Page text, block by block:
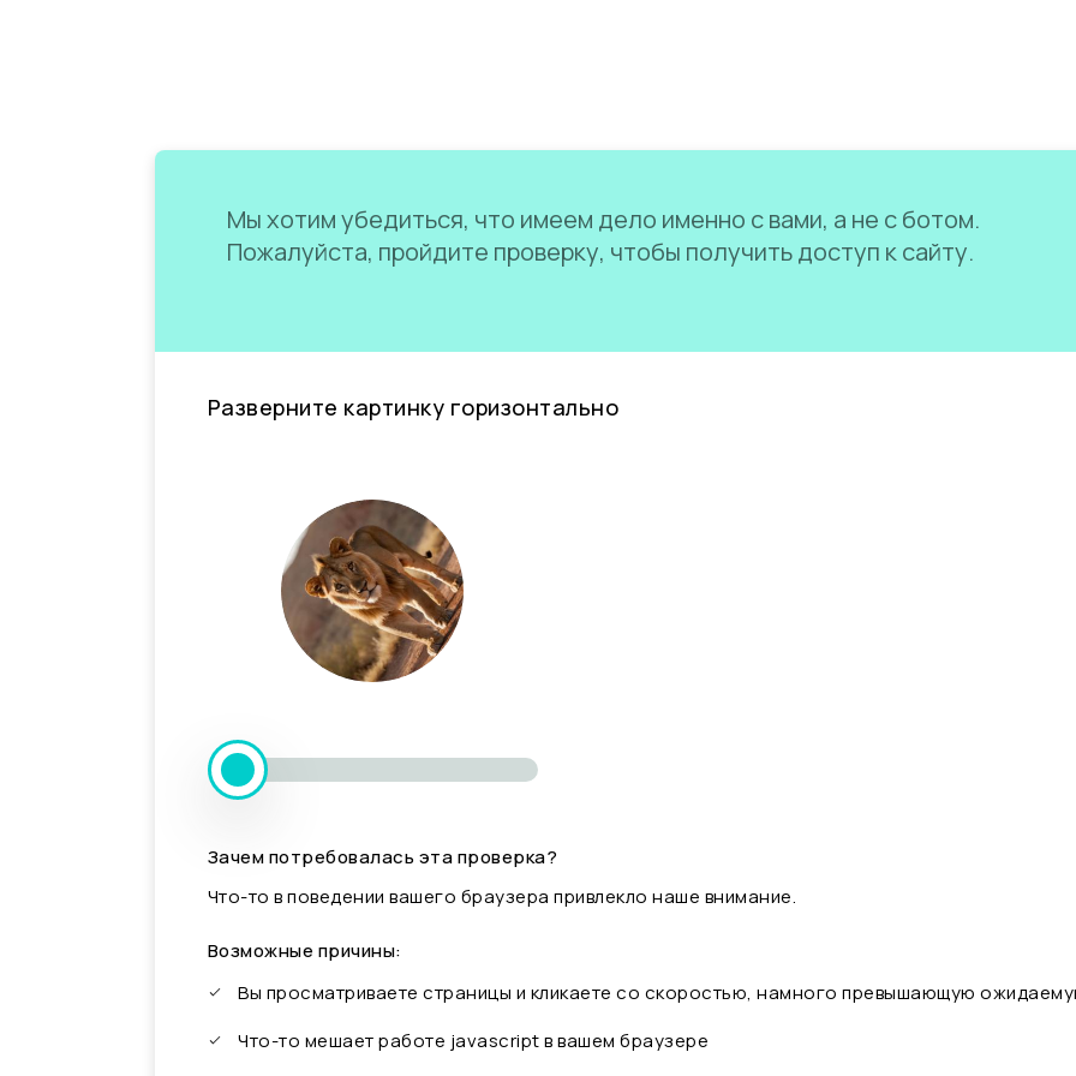
Мы хотим убедиться, что имеем дело именно с вами, а не с ботом.
Пожалуйста, пройдите проверку, чтобы получить доступ к сайту.
Разверните картинку горизонтально
Зачем потребовалась эта проверка?
Что-то в поведении вашего браузера привлекло наше внимание.
Возможные причины:
Вы просматриваете страницы и кликаете со скоростью, намного превышающую
Что-то мешает работе javascript в вашем браузере